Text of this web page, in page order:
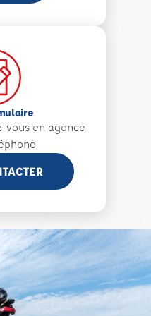
vous en agence